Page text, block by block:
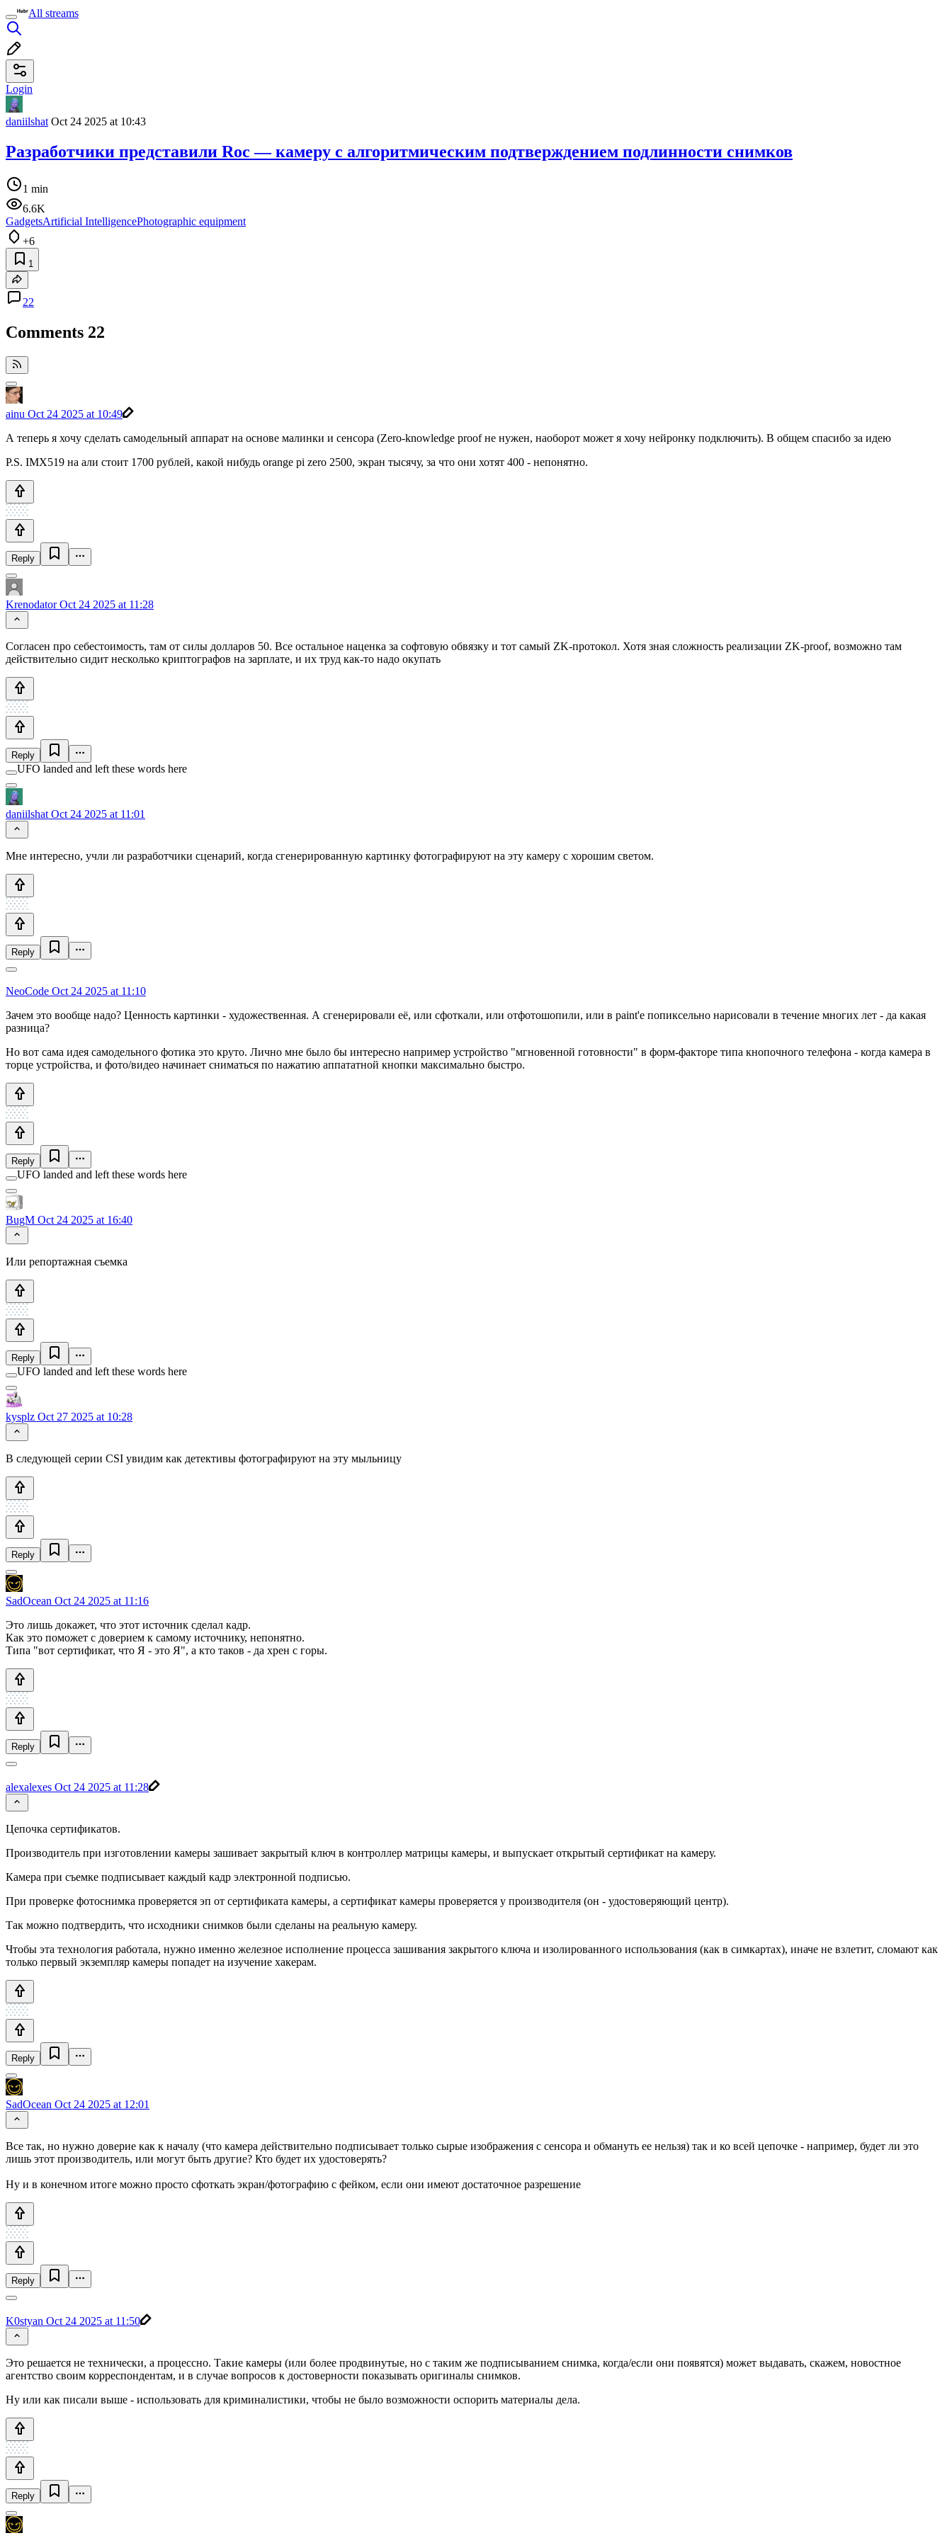
All streams
Login
daniilshat Oct 24 2025 at 10:43
Разработчики представили Roc — камеру с алгоритмическим подтверждением подлинности снимков
1 min
6.6K
GadgetsArtificial IntelligencePhotographic equipment
+6
1
22
Comments 22
ainu Oct 24 2025 at 10:49
А теперь я хочу сделать самодельный аппарат на основе малинки и сенсора (Zero-knowledge proof не нужен, наоборот может я хочу нейронку подключить). В общем спасибо за идею
P.S. IMX519 на али стоит 1700 рублей, какой нибудь orange pi zero 2500, экран тысячу, за что они хотят 400 - непонятно.
Reply
KrenodatorOct 24 2025 at 11:28
Согласен про себестоимость, там от силы долларов 50. Все остальное наценка за софтовую обвязку и тот самый ZK-протокол. Хотя зная сложность реализации ZK-proof, возможно там
действительно сидит несколько криптографов на зарплате, и их труд как-то надо окупать
Reply
UFO landed and left these words here
daniilshat Oct 24 2025 at 11:01
Мне интересно, учли ли разработчики сценарий, когда сгенерированную картинку фотографируют на эту камеру с хорошим светом.
Reply
NeoCode Oct 24 2025 at 11:10
Зачем это вообще надо? Ценность картинки - художественная. А сгенерировали её, или сфоткали, или отфотошопили, или в paint'е попиксельно нарисовали в течение многих лет - да какая
разница?
Но вот сама идея самодельного фотика это круто. Лично мне было бы интересно например устройство "мгновенной готовности" в форм-факторе типа кнопочного телефона - когда камера в
торце устройства, и фото/видео начинает сниматься по нажатию аппататной кнопки максимально быстро.
Reply
UFO landed and left these words here
BugM Oct 24 2025 at 16:40
Или репортажная съемка
Reply
UFO landed and left these words here
kysplz Oct 27 2025 at 10:28
В следующей серии CSI увидим как детективы фотографируют на эту мыльницу
Reply
SadOcean Oct 24 2025 at 11:16
Это лишь докажет, что этот источник сделал кадр.
Как это поможет с доверием к самому источнику, непонятно.
Типа "вот сертификат, что Я - это Я", а кто таков - да хрен с горы.
Reply
alexalexes Oct 24 2025 at 11:28
Цепочка сертификатов.
Производитель при изготовлении камеры зашивает закрытый ключ в контроллер матрицы камеры, и выпускает открытый сертификат на камеру.
Камера при съемке подписывает каждый кадр электронной подписью.
При проверке фотоснимка проверяется эп от сертификата камеры, а сертификат камеры проверяется у производителя (он - удостоверяющий центр).
Так можно подтвердить, что исходники снимков были сделаны на реальную камеру.
Чтобы эта технология работала, нужно именно железное исполнение процесса зашивания закрытого ключа и изолированного использования (как в симкартах), иначе не взлетит, сломают как
только первый экземпляр камеры попадет на изучение хакерам.
Reply
SadOcean Oct 24 2025 at 12:01
Все так, но нужно доверие как к началу (что камера действительно подписывает только сырые изображения с сенсора и обмануть ее нельзя) так и ко всей цепочке - например, будет ли это
лишь этот производитель, или могут быть другие? Кто будет их удостоверять?
Ну и в конечном итоге можно просто сфоткать экран/фотографию с фейком, если они имеют достаточное разрешение
Reply
K0styan Oct 24 2025 at 11:50
Это решается не технически, а процессно. Такие камеры (или более продвинутые, но с таким же подписыванием снимка, когда/если они появятся) может выдавать, скажем, новостное
агентство своим корреспондентам, и в случае вопросов к достоверности показывать оригиналы снимков.
Ну или как писали выше - использовать для криминалистики, чтобы не было возможности оспорить материалы дела.
Reply